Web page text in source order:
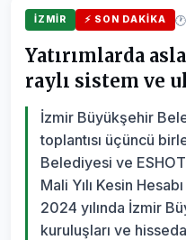
İZMİR ⚡ SON DAKIKA
Yatırımlarda
raylı sistem ve
İzmir Büyükşehir
toplantısı üçüncü
Belediyesi ve
Mali Yılı Kesin
2024 yılında İzmir
kuruluşları ve